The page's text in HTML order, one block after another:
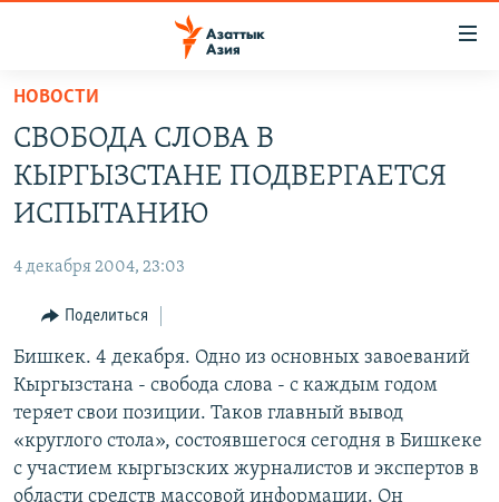
Вернуться
основному
содержанию
Вернутся
главной
навигации
Вернутся
поиску
КЫРГЫЗСТАН
ТАДЖИКИСТАН
ВОЙНА В УКРАИНЕ
ҚАЗАҚША
КЫРГЫЗЧА
ЎЗБЕКЧА
ТОҶИКӢ
TÜRKMENÇE
Все сайты РСЕ/РС
НОВОСТИ
СВОБОДА СЛОВА В
КЫРГЫЗСТАНЕ ПОДВЕРГАЕТСЯ
ИСПЫТАНИЮ
4 декабря 2004, 23:03
Поделиться
Бишкек. 4 декабря. Одно из основных завоеваний
Кыргызстана - свобода слова - с каждым годом
теряет свои позиции. Таков главный вывод
«круглого стола», состоявшегося сегодня в Бишкеке
с участием кыргызских журналистов и экспертов в
области средств массовой информации. Он